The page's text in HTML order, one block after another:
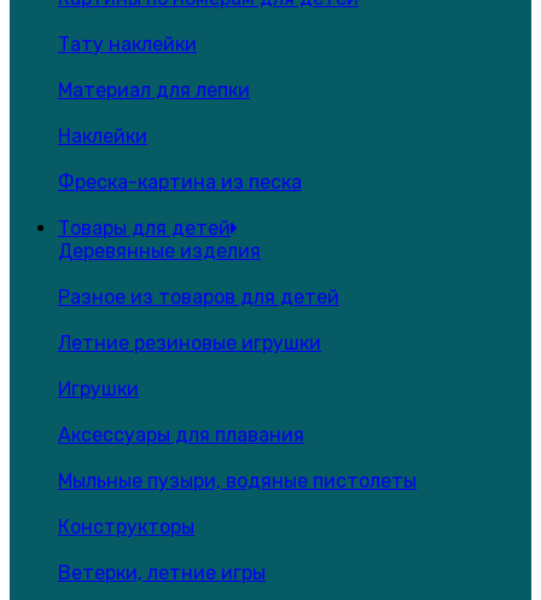
Тату наклейки
Материал для лепки
Наклейки
Фреска-картина из песка
Товары для детей
Деревянные изделия
Разное из товаров для детей
Летние резиновые игрушки
Игрушки
Аксессуары для плавания
Мыльные пузыри, водяные пистолеты
Конструкторы
Ветерки, летние игры